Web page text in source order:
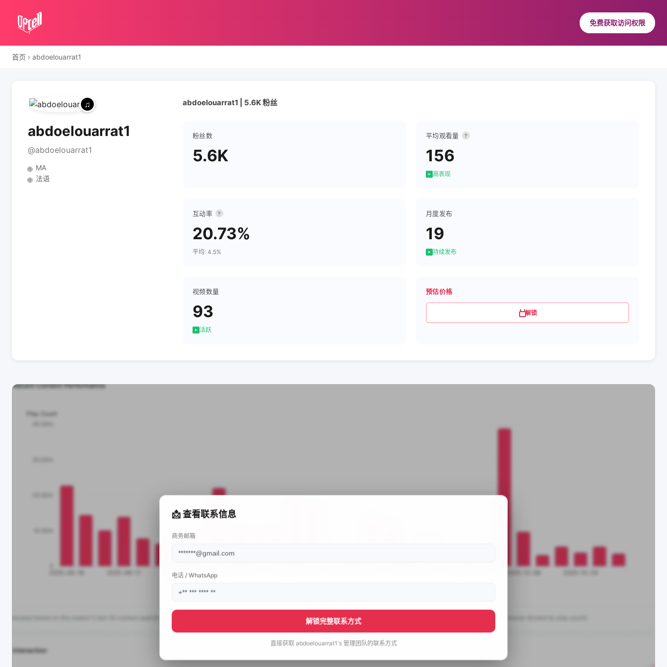
免费获取访问权限
首页 › abdoelouarrat1
abdoelouarrat1
@abdoelouarrat1
🌐 MA
🌐 法语
abdoelouarrat1 | 5.6K 粉丝
粉丝数
5.6K
平均观看量 ?
156
高表现
互动率 ?
20.73%
平均: 4.5%
月度发布
19
持续发布
视频数量
93
活跃
预估价格
解锁
📩 查看联系信息
商务邮箱
电话 / WhatsApp
解锁完整联系方式
直接获取 abdoelouarrat1's 管理团队的联系方式